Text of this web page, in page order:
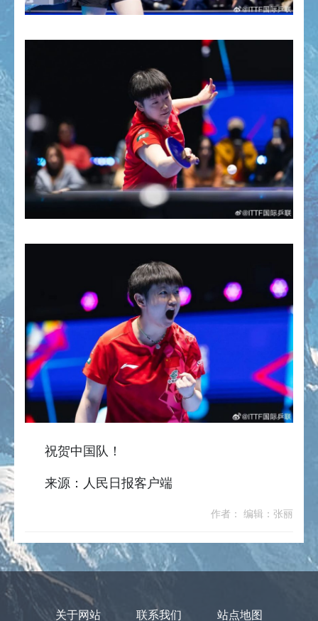
祝贺中国队！
来源：人民日报客户端
作者： 编辑：张丽
关于网站 联系我们 站点地图